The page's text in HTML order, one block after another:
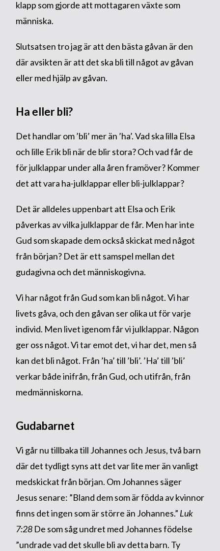
klapp som gjorde att mottagaren växte som
människa.
Slutsatsen tro jag är att den bästa gåvan är den
där avsikten är att det ska bli till något av gåvan
eller med hjälp av gåvan.
Ha eller bli?
Det handlar om ’bli’ mer än ’ha’. Vad ska lilla Elsa
och lille Erik bli när de blir stora? Och vad får de
för julklappar under alla åren framöver? Kommer
det att vara ha-julklappar eller bli-julklappar?
Det är alldeles uppenbart att Elsa och Erik
påverkas av vilka julklappar de får. Men har inte
Gud som skapade dem också skickat med något
från början? Det är ett samspel mellan det
gudagivna och det människogivna.
Vi har något från Gud som kan bli något. Vi har
livets gåva, och den gåvan ser olika ut för varje
individ. Men livet igenom får vi julklappar. Någon
ger oss något. Vi tar emot det, vi har det, men så
kan det bli något. Från ’ha’ till ’bli’. ’Ha’ till ’bli’
verkar både inifrån, från Gud, och utifrån, från
medmänniskorna.
Gudabarnet
Vi går nu tillbaka till Johannes och Jesus, två barn
där det tydligt syns att det var lite mer än vanligt
medskickat från början. Om Johannes säger
Jesus senare: ”Bland dem som är födda av kvinnor
finns det ingen som är större än Johannes.” Luk
7:28De som såg undret med Johannes födelse
”undrade vad det skulle bli av detta barn. Ty